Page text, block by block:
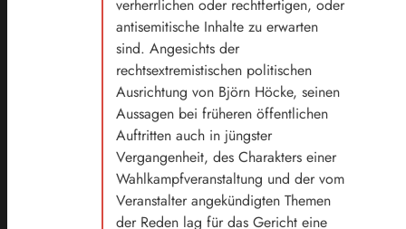
verherrlichen oder rechtfertigen, oder
antisemitische Inhalte zu erwarten
sind. Angesichts der
rechtsextremistischen politischen
Ausrichtung von Björn Höcke, seinen
Aussagen bei früheren öffentlichen
Auftritten auch in jüngster
Vergangenheit, des Charakters einer
Wahlkampfveranstaltung und der vom
Veranstalter angekündigten Themen
der Reden lag für das Gericht eine